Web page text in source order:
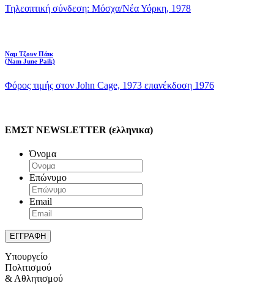
Τηλεοπτική σύνδεση: Μόσχα/Νέα Υόρκη, 1978
Ναμ Τζουν Πάικ
(Nam June Paik)
Φόρος τιμής στον John Cage, 1973 επανέκδοση 1976
ΕΜΣΤ NEWSLETTER (ελληνικα)
Όνομα
Επώνυμο
Email
Υπουργείο
Πολιτισμού
& Αθλητισμού